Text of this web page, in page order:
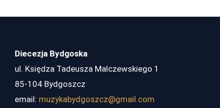
Diecezja Bydgoska
ul. Księdza Tadeusza Malczewskiego 1
85-104 Bydgoszcz
email: muzykabydgoszcz@gmail.com